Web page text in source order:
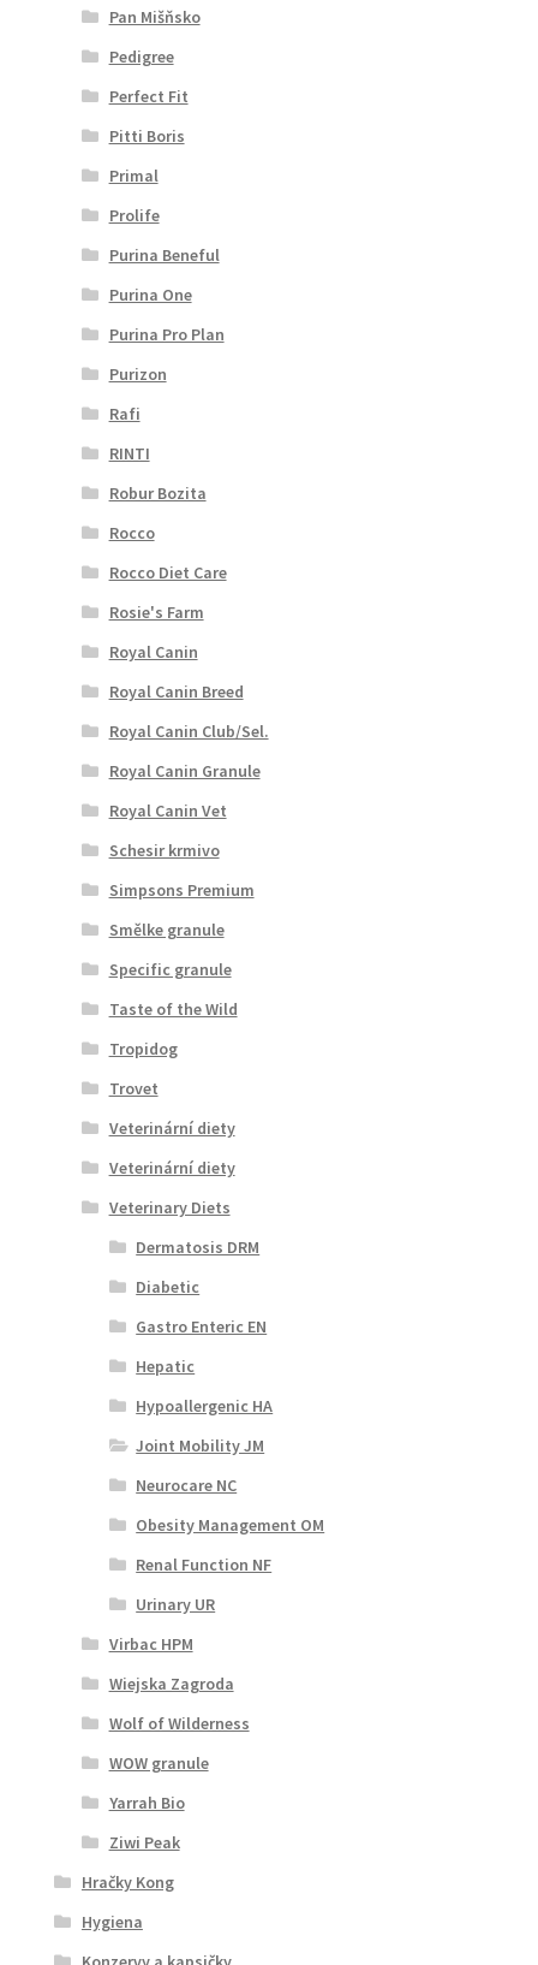
Pan Mišňsko
Pedigree
Perfect Fit
Pitti Boris
Primal
Prolife
Purina Beneful
Purina One
Purina Pro Plan
Purizon
Rafi
RINTI
Robur Bozita
Rocco
Rocco Diet Care
Rosie's Farm
Royal Canin
Royal Canin Breed
Royal Canin Club/Sel.
Royal Canin Granule
Royal Canin Vet
Schesir krmivo
Simpsons Premium
Smělke granule
Specific granule
Taste of the Wild
Tropidog
Trovet
Veterinární diety
Veterinární diety
Veterinary Diets
Dermatosis DRM
Diabetic
Gastro Enteric EN
Hepatic
Hypoallergenic HA
Joint Mobility JM
Neurocare NC
Obesity Management OM
Renal Function NF
Urinary UR
Virbac HPM
Wiejska Zagroda
Wolf of Wilderness
WOW granule
Yarrah Bio
Ziwi Peak
Hračky Kong
Hygiena